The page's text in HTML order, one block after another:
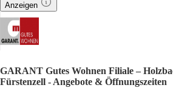
Anzeigen
GARANT Gutes Wohnen Filiale –
Fürstenzell - Angebote & Öffnungszeiten